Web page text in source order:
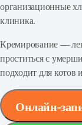
организационные
клиника.
Кремирование —
проститься с
подходит для
Онлайн-